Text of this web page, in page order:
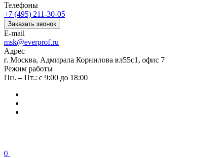
Телефоны
+7 (495) 211-30-05
Заказать звонок
E-mail
msk@everprof.ru
Адрес
г. Москва, Адмирала Корнилова вл55с1, офис 7
Режим работы
Пн. – Пт.: с 9:00 до 18:00
0